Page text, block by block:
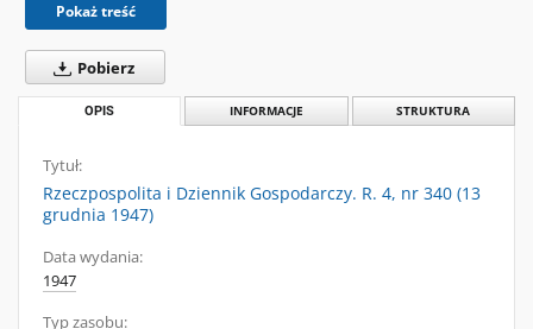
Pokaż treść
Pobierz
OPIS INFORMACJE STRUKTURA
Tytuł:
Rzeczpospolita i Dziennik Gospodarczy. R. 4, nr 340 (13
grudnia 1947)
Data wydania:
1947
Typ zasobu: